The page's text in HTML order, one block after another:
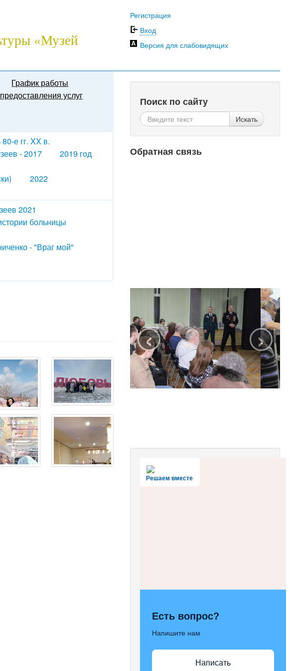
«Музей
Регистрация
Вход
Версия для слабовидящих
График работы
услуг
е гг. XX в.
- 2017
2019 год
2022
2021
больницы
- "Враг мой"
Поиск по сайту
Искать
Обратная связь
‹ ›
Решаем вместе
Есть вопрос?
Напишите нам
Написать